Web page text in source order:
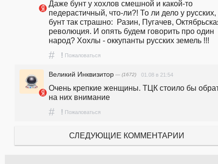
Даже бунт у хохлов смешной и какой-то
педерастичный, что-ли?! То ли дело у русских,
бунт так страшно:  Разин, Пугачев,
революция. И опять будем говорить про один
народ? Хохлы - оккупанты русских земель !!!
# ! Пожаловаться
Великий Инквизитор — (1672) 01.08 в 21:54
Очень крепкие женщины. ТЦК стоило бы
на них внимание
# ! Пожаловаться
СЛЕДУЮЩИЕ КОММЕНТАРИИ